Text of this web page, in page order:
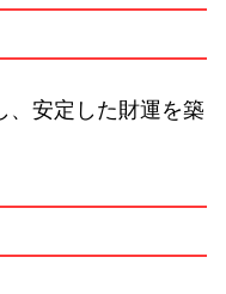
、安定した財運を築